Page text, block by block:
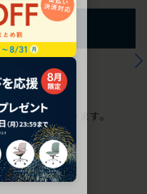
い合わせ
対応しております。
わせ営業日